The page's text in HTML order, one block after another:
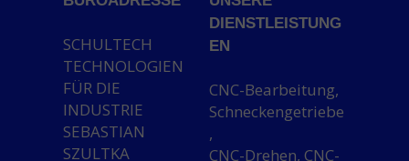
DIENSTLEISTUNG
EN
CNC-Bearbeitung,
Schneckengetriebe
,
CNC-Drehen, CNC-
SCHULTECH
TECHNOLOGIEN
FÜR DIE
INDUSTRIE
SEBASTIAN
SZULTKA